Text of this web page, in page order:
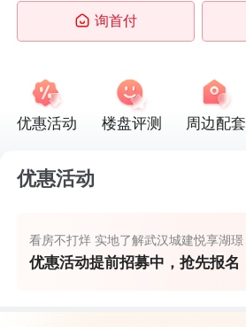
询首付
优惠活动 楼盘评测 周边配套
优惠活动
看房不打烊 实地了解武汉城建悦享湖璟
优惠活动提前招募中，抢先报名